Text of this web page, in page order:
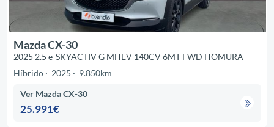
Mazda CX-30
2025 2.5 e-SKYACTIV G MHEV 140CV 6MT FWD HOMURA
Híbrido
2025 9.850km
Ver Mazda CX-30
25.991€